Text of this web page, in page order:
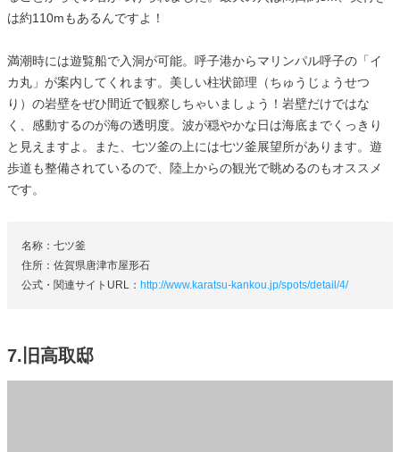
は約110mもあるんですよ！
満潮時には遊覧船で入洞が可能。呼子港からマリンパル呼子の「イ
カ丸」が案内してくれます。美しい柱状節理（ちゅうじょうせつ
り）の岩壁をぜひ間近で観察しちゃいましょう！岩壁だけではな
く、感動するのが海の透明度。波が穏やかな日は海底までくっきり
と見えますよ。また、七ツ釜の上には七ツ釜展望所があります。遊
歩道も整備されているので、陸上からの観光で眺めるのもオススメ
です。
名称：七ツ釜
住所：佐賀県唐津市屋形石
公式・関連サイトURL： http://www.karatsu-kankou.jp/spots/detail/4/
7.旧高取邸